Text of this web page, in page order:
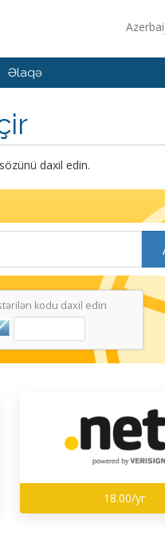
Əlaqə
daxil edin.
kodu daxil edin
18.00/yr